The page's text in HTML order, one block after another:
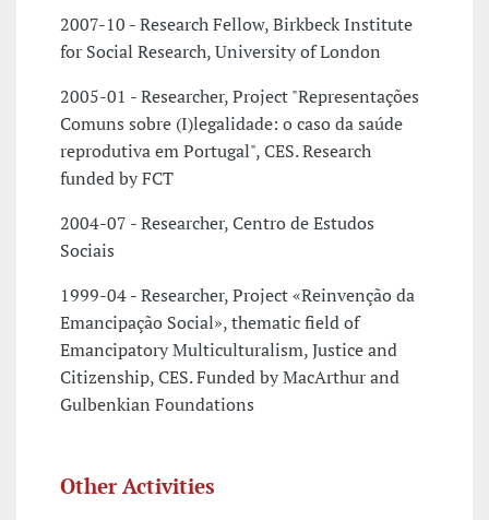
2007-10 - Research Fellow, Birkbeck Institute
for Social Research, University of London
2005-01 - Researcher, Project "Representações
Comuns sobre (I)legalidade: o caso da saúde
reprodutiva em Portugal", CES. Research
funded by FCT
2004-07 - Researcher, Centro de Estudos
Sociais
1999-04 - Researcher, Project «Reinvenção da
Emancipação Social», thematic field of
Emancipatory Multiculturalism, Justice and
Citizenship, CES. Funded by MacArthur and
Gulbenkian Foundations
Other Activities